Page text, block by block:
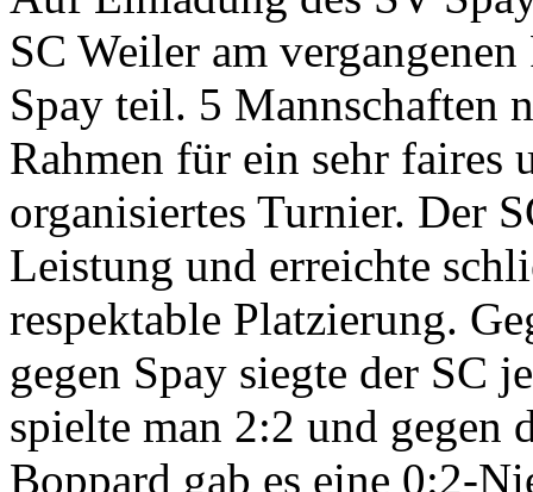
SC Weiler am
Spay teil. 5 Mannschaften
Rahmen für ein sehr faires
organisiertes Turnier. Der
Leistung und erreichte
respektable Platzierung.
gegen Spay siegte der SC
spielte man 2:2 und gegen
Boppard gab es eine 0:2-